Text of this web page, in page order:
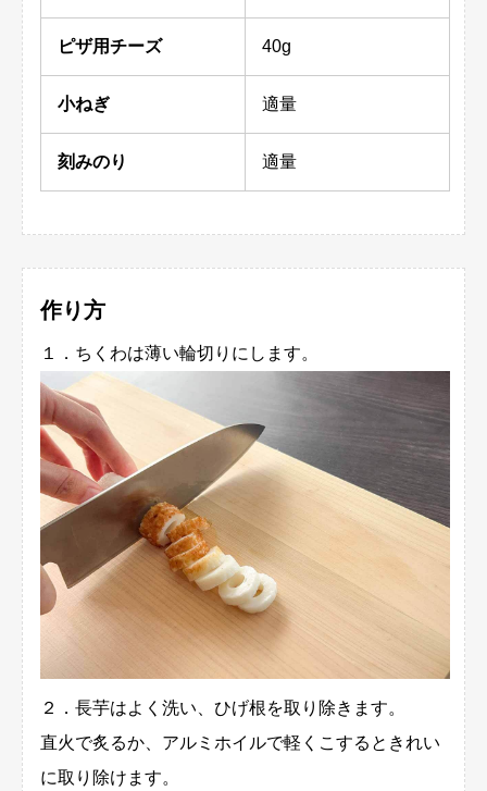
ピザ用チーズ 40g
小ねぎ 適量
刻みのり 適量
作り方
１．ちくわは薄い輪切りにします。
２．長芋はよく洗い、ひげ根を取り除きます。
直火で炙るか、アルミホイルで軽くこするときれい
に取り除けます。